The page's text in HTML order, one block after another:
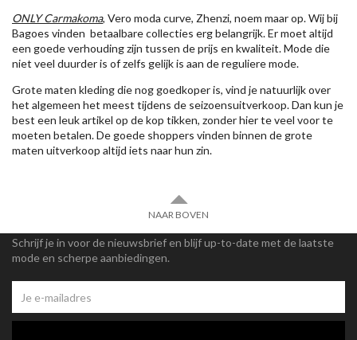
ONLY Carmakoma, Vero moda curve, Zhenzi, noem maar op. Wij bij
Bagoes vinden betaalbare collecties erg belangrijk. Er moet altijd
een goede verhouding zijn tussen de prijs en kwaliteit. Mode die
niet veel duurder is of zelfs gelijk is aan de reguliere mode.
Grote maten kleding die nog goedkoper is, vind je natuurlijk over
het algemeen het meest tijdens de seizoensuitverkoop. Dan kun je
best een leuk artikel op de kop tikken, zonder hier te veel voor te
moeten betalen. De goede shoppers vinden binnen de grote
maten uitverkoop altijd iets naar hun zin.
NAAR BOVEN
Schrijf je in voor de nieuwsbrief en blijf up-to-date met de laatste
mode en scherpe aanbiedingen.